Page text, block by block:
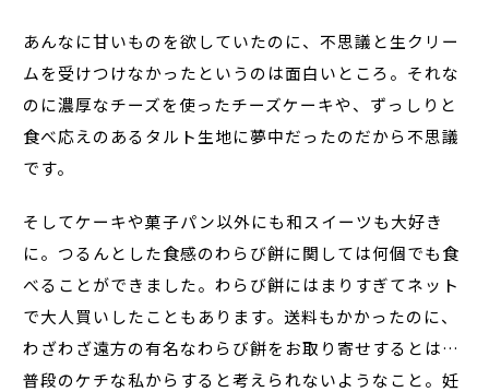
あんなに甘いものを欲していたのに、不思議と生クリー
ムを受けつけなかったというのは面白いところ。それな
のに濃厚なチーズを使ったチーズケーキや、ずっしりと
食べ応えのあるタルト生地に夢中だったのだから不思議
です。
そしてケーキや菓子パン以外にも和スイーツも大好き
に。つるんとした食感のわらび餅に関しては何個でも食
べることができました。わらび餅にはまりすぎてネット
で大人買いしたこともあります。送料もかかったのに、
わざわざ遠方の有名なわらび餅をお取り寄せするとは…
普段のケチな私からすると考えられないようなこと。妊